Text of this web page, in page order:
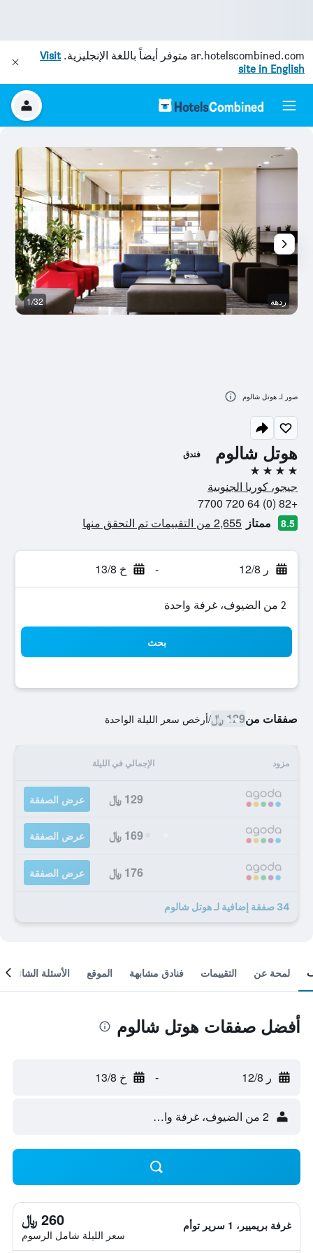
ar.hotelscombined.com متوفر أيضاً باللغة الإنجليزية.Visit
site in English
هوتل شالوم فندق
4 نجوم
جيجو، كوريا الجنوبية
+82 (0) 64 720 7700
8.5 ممتاز 2,655 من التقييمات تم التحقق منها
ر 12/8 - خ 13/8
2 من الضيوف، غرفة واحدة
بحث
صفقات من129 ﷼ /أرخص سعر الليلة الواحدة
مزود الإجمالي في الليلة
129 ﷼ عرض الصفقة
169 ﷼ عرض الصفقة
176 ﷼ عرض الصفقة
34 صفقة إضافية لـ هوتل شالوم
ردهة 1/32
صور لـ هوتل شالوم
لمحة عن التقييمات فنادق مشابهة الموقع الأسئلة الشائعة
أفضل صفقات هوتل شالوم
ر 12/8 - خ 13/8
2 من الضيوف، غرفة واحدة
غرفة بريميير، 1 سرير توأم 260 ﷼
سعر الليلة شامل الرسوم